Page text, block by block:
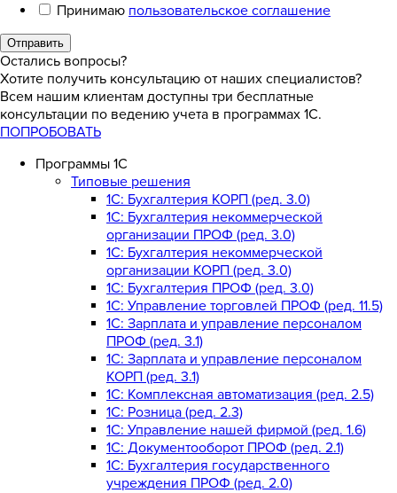
Принимаю пользовательское соглашение
Отправить
Остались вопросы?
Хотите получить консультацию от наших специалистов?
Всем нашим клиентам доступны три бесплатные
консультации по ведению учета в программах 1С.
ПОПРОБОВАТЬ
Программы 1С
Типовые решения
1C: Бухгалтерия КОРП (ред. 3.0)
1С: Бухгалтерия некоммерческой
организации ПРОФ (ред. 3.0)
1С: Бухгалтерия некоммерческой
организации КОРП (ред. 3.0)
1C: Бухгалтерия ПРОФ (ред. 3.0)
1C: Управление торговлей ПРОФ (ред. 11.5)
1C: Зарплата и управление персоналом
ПРОФ (ред. 3.1)
1C: Зарплата и управление персоналом
КОРП (ред. 3.1)
1C: Комплексная автоматизация (ред. 2.5)
1С: Розница (ред. 2.3)
1С: Управление нашей фирмой (ред. 1.6)
1С: Документооборот ПРОФ (ред. 2.1)
1C: Бухгалтерия государственного
учреждения ПРОФ (ред. 2.0)